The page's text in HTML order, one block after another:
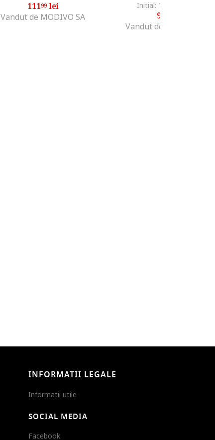
11199lei
Vandut de MODIVO SA
Initial: 187
90
Vandut de Fashion Days
INFORMATII LEGALE
Informatii utile
SOCIAL MEDIA
Facebook